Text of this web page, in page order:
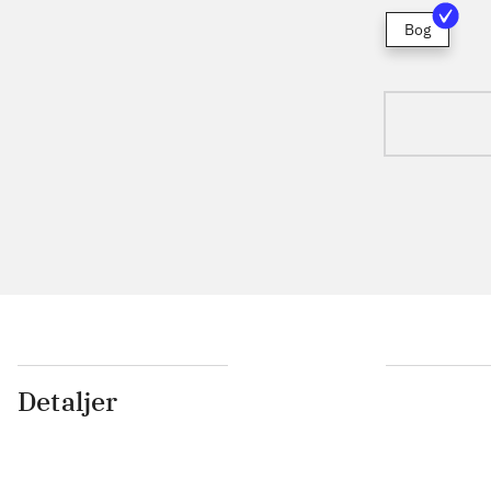
Bog
Detaljer